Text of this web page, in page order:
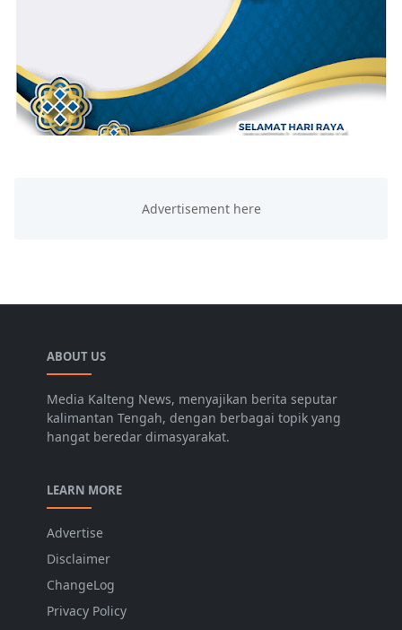
ABOUT US
Media Kalteng News, menyajikan berita seputar
kalimantan Tengah, dengan berbagai topik yang
hangat beredar dimasyarakat.
LEARN MORE
Advertise
Disclaimer
ChangeLog
Privacy Policy